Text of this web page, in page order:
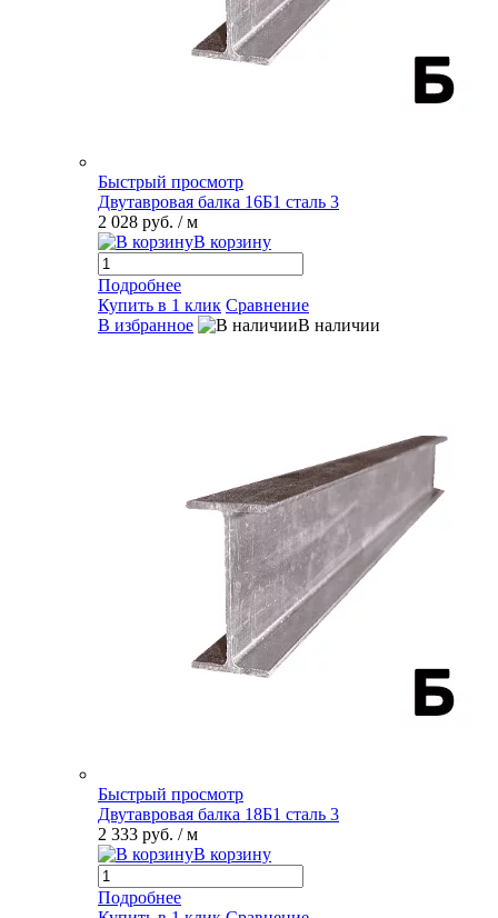
Быстрый просмотр
Двутавровая балка 16Б1 сталь 3
2 028 руб. / м
В корзину
Подробнее
Купить в 1 клик Сравнение
В избранное
В наличии
Быстрый просмотр
Двутавровая балка 18Б1 сталь 3
2 333 руб. / м
В корзину
Подробнее